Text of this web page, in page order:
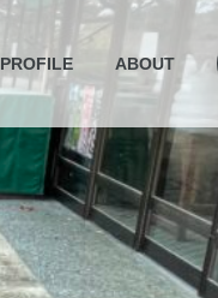
PROFILE ABOUT